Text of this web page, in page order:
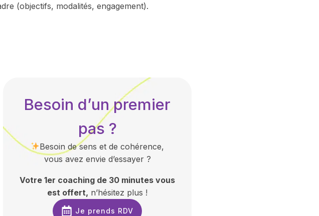
(objectifs, modalités, engagement).
Besoin d’un premier
pas ?
Besoin de sens et de cohérence,
vous avez envie d’essayer ?
Votre 1er coaching de 30 minutes vous
est offert, n’hésitez plus !
Je prends RDV